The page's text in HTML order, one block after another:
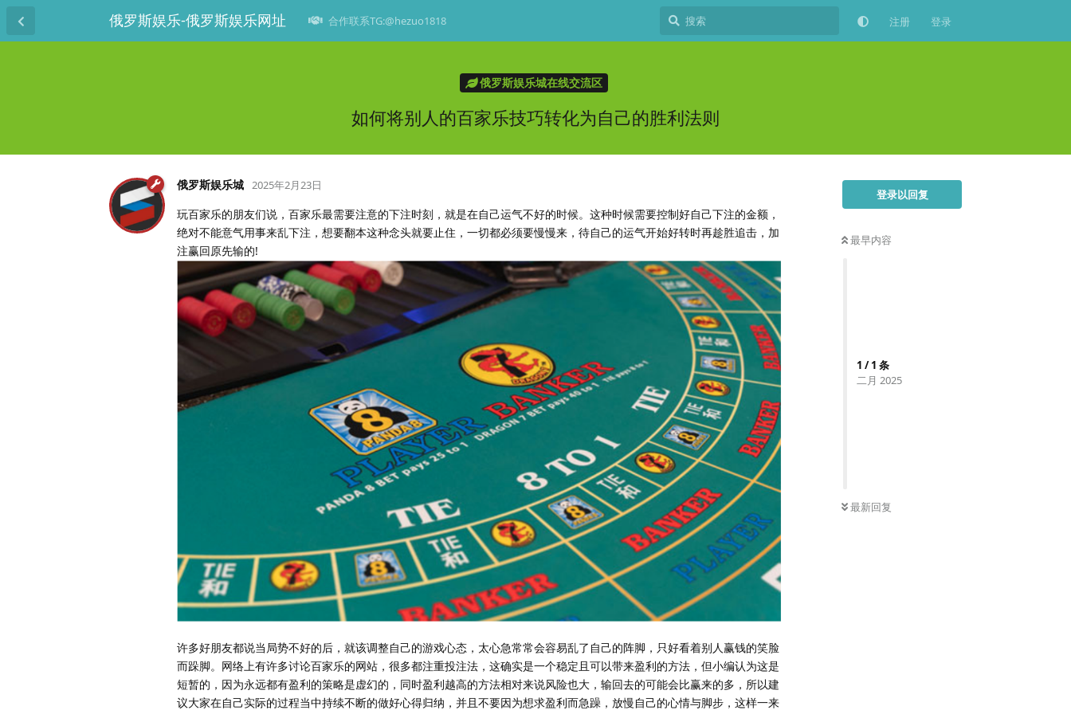
俄罗斯娱乐-俄罗斯娱乐网址 合作联系TG:@hezuo1818 注册 登录
俄罗斯娱乐城在线交流区
如何将别人的百家乐技巧转化为自己的胜利法则
登录以回复
最早内容
1 /1 条
二月 2025
最新回复
俄罗斯娱乐城 2025年2月23日
玩百家乐的朋友们说，百家乐最需要注意的下注时刻，就是在自己运气不好的时候。这种时候需要控制好自己下注的金额，
绝对不能意气用事来乱下注，想要翻本这种念头就要止住，一切都必须要慢慢来，待自己的运气开始好转时再趁胜追击，加
注赢回原先输的!
许多好朋友都说当局势不好的后，就该调整自己的游戏心态，太心急常常会容易乱了自己的阵脚，只好看着别人赢钱的笑脸
而跺脚。网络上有许多讨论百家乐的网站，很多都注重投注法，这确实是一个稳定且可以带来盈利的方法，但小编认为这是
短暂的，因为永远都有盈利的策略是虚幻的，同时盈利越高的方法相对来说风险也大，输回去的可能会比赢来的多，所以建
议大家在自己实际的过程当中持续不断的做好心得归纳，并且不要因为想求盈利而急躁，放慢自己的心情与脚步，这样一来